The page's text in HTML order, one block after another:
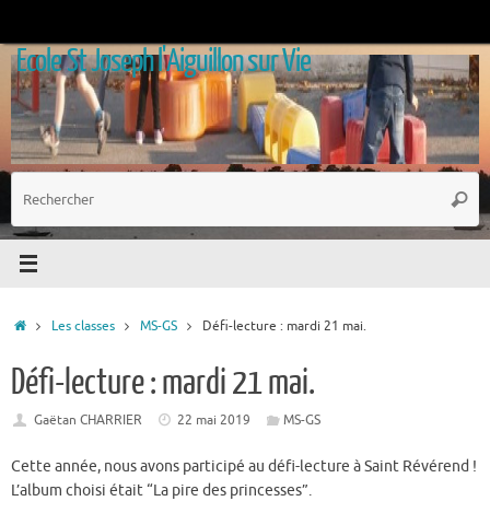
contenu
Ecole St Joseph l'Aiguillon sur Vie
:
AccueilLes classes MS-GS Défi-lecture : mardi 21 mai.
Défi-lecture : mardi 21 mai.
Gaëtan CHARRIER 22 mai 2019 MS-GS
Cette année, nous avons participé au défi-lecture à Saint Révérend !
L’album choisi était “La pire des princesses”.